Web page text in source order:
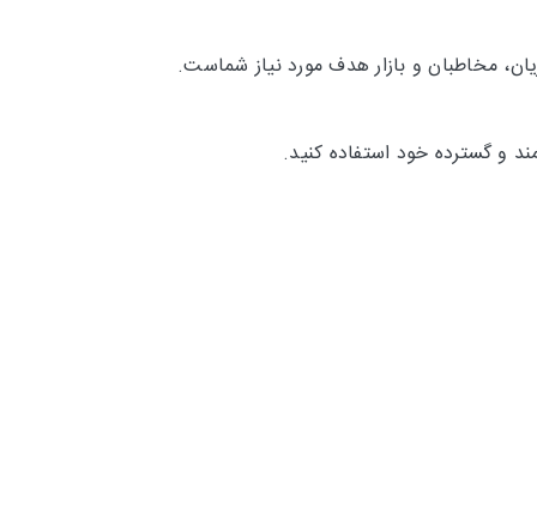
مخاطبان و بازار هدف مورد نیاز شماست.
و گسترده خود استفاده کنید.